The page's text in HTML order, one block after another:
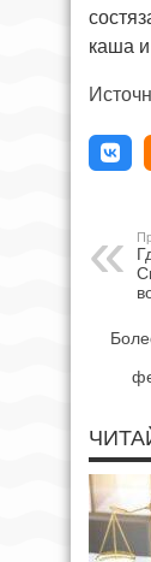
каша